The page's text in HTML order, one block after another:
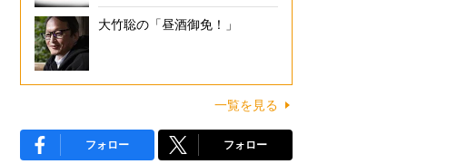
大竹聡の「昼酒御免！」
一覧を見る
フォロー フォロー